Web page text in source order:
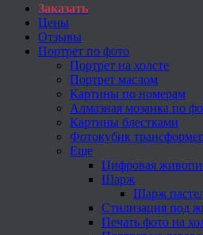
Заказать
Цены
Отзывы
Портрет по фото
Портрет на холсте
Портрет маслом
Картины по номерам
Алмазная мозаика по
Картины блестками
Фотокубик
Еще
Цифровая
Шарж
Шарж
Стилизация под
Печать фото на